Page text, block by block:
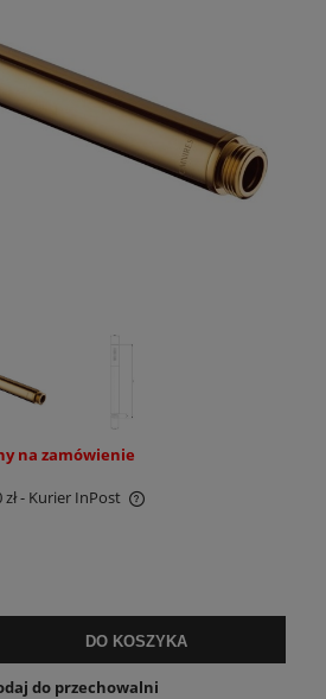
na zamówienie
- Kurier InPost
kosztów płatności
DO KOSZYKA
do przechowalni